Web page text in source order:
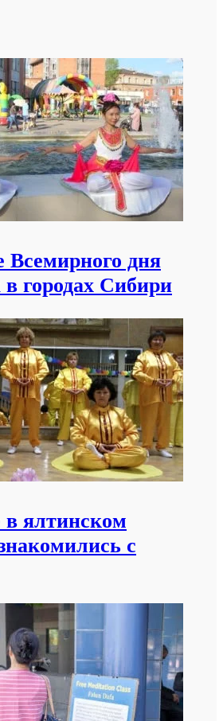
Всемирного дня
городах Сибири
ялтинском
с